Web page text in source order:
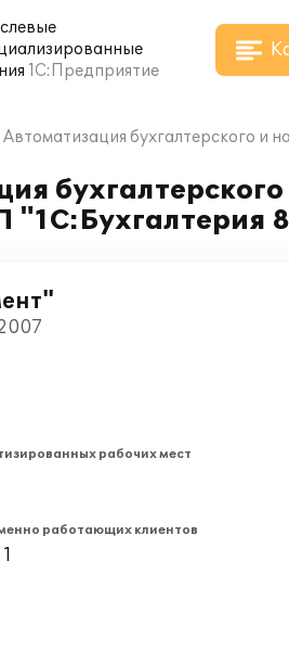
1С:Предприятие
Автоматизация бухгалтерского и
рабочих мест
работающих клиентов